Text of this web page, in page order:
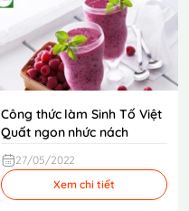
Công thức làm Sinh Tố Việt
Quất ngon nhức nách
27/05/2022
Xem chi tiết